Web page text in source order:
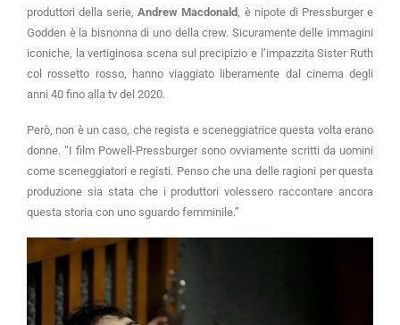
produttori della serie,Andrew Macdonald, è nipote di Pressburger e
Godden è la bisnonna di uno della crew. Sicuramente delle immagini
iconiche, la vertiginosa scena sul precipizio e l’impazzita Sister Ruth
col rossetto rosso, hanno viaggiato liberamente dal cinema degli
anni 40 fino alla tv del 2020.
Però, non è un caso, che regista e sceneggiatrice questa volta erano
donne. “I film Powell-Pressburger sono ovviamente scritti da uomini
come sceneggiatori e registi. Penso che una delle ragioni per questa
produzione sia stata che i produttori volessero raccontare ancora
questa storia con uno sguardo femminile.”